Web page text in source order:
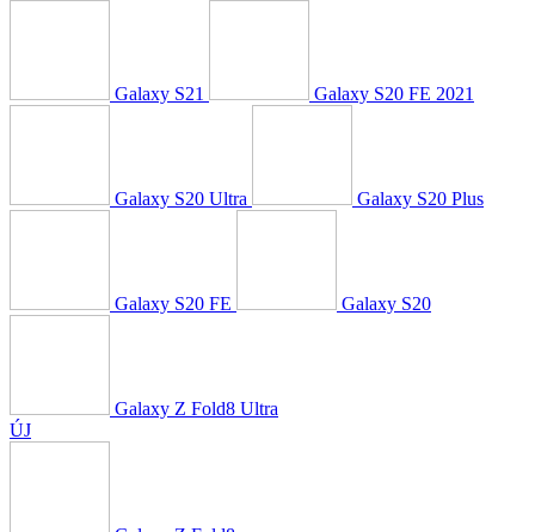
Galaxy S21 Galaxy S20 FE 2021
Galaxy S20 Ultra Galaxy S20 Plus
Galaxy S20 FE Galaxy S20
Galaxy Z Fold8 Ultra
ÚJ